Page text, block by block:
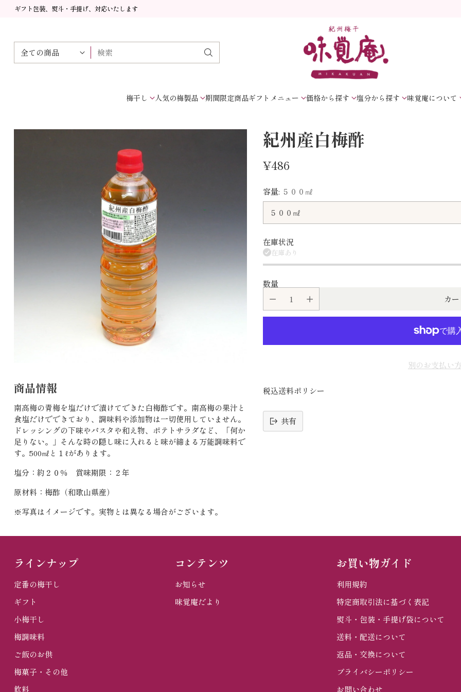
ギフト包装、熨斗・手提げ、対応いたします
検索
梅干し 人気の梅製品 期間限定商品ギフトメニュー 価格から探す 塩分から探す 味覚庵について
商品情報
南高梅の青梅を塩だけで漬けてできた白梅酢です。南高梅の果汁と
食塩だけでできており、調味料や添加物は一切使用していません。
ドレッシングの下味やパスタや和え物、ポテトサラダなど、「何か
足りない。」そんな時の隠し味に入れると味が締まる万能調味料で
す。500㎖と１ℓがあります。
塩分：約２０％ 賞味期限：２年
原材料：梅酢（和歌山県産）
※写真はイメージです。実物とは異なる場合がございます。
紀州産白梅酢
通
常
価
格
¥486
容量: ５００㎖
在庫状況
在庫あり
数量
カ
別のお支払い
税込送料ポリシー
共有
ラインナップ
定番の梅干し
ギフト
小梅干し
梅調味料
ご飯のお供
梅菓子・その他
飲料
コンテンツ
お知らせ
味覚庵だより
お買い物ガイド
利用規約
特定商取引法に基づく表記
熨斗・包装・手提げ袋について
送料・配送について
返品・交換について
プライバシーポリシー
お問い合わせ